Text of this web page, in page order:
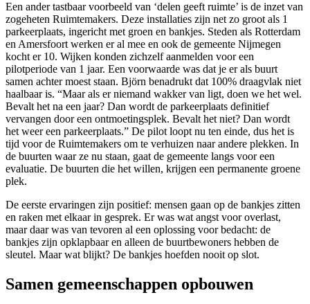
Een ander tastbaar voorbeeld van ‘delen geeft ruimte’ is de inzet van
zogeheten Ruimtemakers. Deze installaties zijn net zo groot als 1
parkeerplaats, ingericht met groen en bankjes. Steden als Rotterdam
en Amersfoort werken er al mee en ook de gemeente Nijmegen
kocht er 10. Wijken konden zichzelf aanmelden voor een
pilotperiode van 1 jaar. Een voorwaarde was dat je er als buurt
samen achter moest staan. Björn benadrukt dat 100% draagvlak niet
haalbaar is. “Maar als er niemand wakker van ligt, doen we het wel.
Bevalt het na een jaar? Dan wordt de parkeerplaats definitief
vervangen door een ontmoetingsplek. Bevalt het niet? Dan wordt
het weer een parkeerplaats.” De pilot loopt nu ten einde, dus het is
tijd voor de Ruimtemakers om te verhuizen naar andere plekken. In
de buurten waar ze nu staan, gaat de gemeente langs voor een
evaluatie. De buurten die het willen, krijgen een permanente groene
plek.
De eerste ervaringen zijn positief: mensen gaan op de bankjes zitten
en raken met elkaar in gesprek. Er was wat angst voor overlast,
maar daar was van tevoren al een oplossing voor bedacht: de
bankjes zijn opklapbaar en alleen de buurtbewoners hebben de
sleutel. Maar wat blijkt? De bankjes hoefden nooit op slot.
Samen gemeenschappen opbouwen